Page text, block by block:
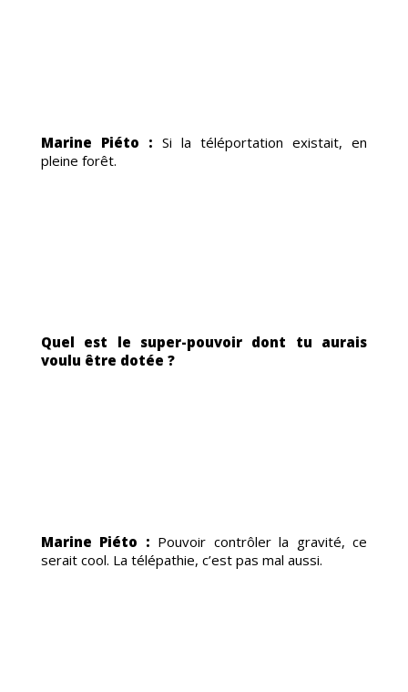
Marine Piéto : Si la téléportation existait, en
pleine forêt.
Quel est le super-pouvoir dont tu aurais
voulu être dotée ?
Marine Piéto : Pouvoir contrôler la gravité, ce
serait cool. La télépathie, c’est pas mal aussi.